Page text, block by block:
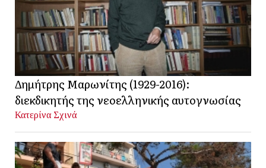
Δημήτρης Μαρωνίτης (1929-2016):
διεκδικητής της νεοελληνικής αυτογνωσίας
Κατερίνα Σχινά